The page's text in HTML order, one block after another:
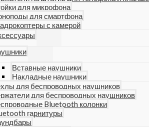
для микрофона
для смартфона
с камерой
Вставные наушники
Накладные наушники
для беспроводных наушников
для беспроводных наушников
Bluetooth колонки
гарнитуры